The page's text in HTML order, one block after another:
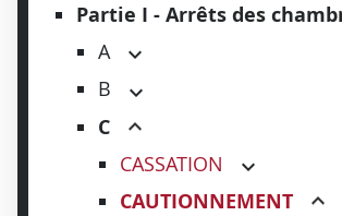
Partie I - Arrêts des
A
B
C
CASSATION
CAUTIONNEMENT